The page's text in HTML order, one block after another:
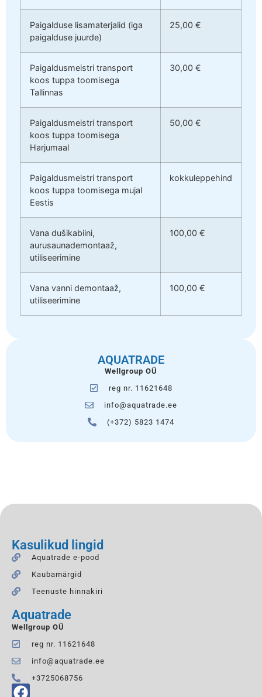
Paigalduse lisamaterjalid (iga
paigalduse juurde)
25,00 €
Paigaldusmeistri transport
koos tuppa toomisega
Tallinnas
30,00 €
Paigaldusmeistri transport
koos tuppa toomisega
Harjumaal
50,00 €
Paigaldusmeistri transport
koos tuppa toomisega mujal
Eestis
kokkuleppehind
Vana dušikabiini,
aurusaunademontaaž,
utiliseerimine
100,00 €
Vana vanni demontaaž,
utiliseerimine
100,00 €
AQUATRADE
Wellgroup OÜ
reg nr. 11621648
info@aquatrade.ee
(+372) 5823 1474
Kasulikud lingid
Aquatrade e-pood
Kaubamärgid
Teenuste hinnakiri
Aquatrade
Wellgroup OÜ
reg nr. 11621648
info@aquatrade.ee
+3725068756